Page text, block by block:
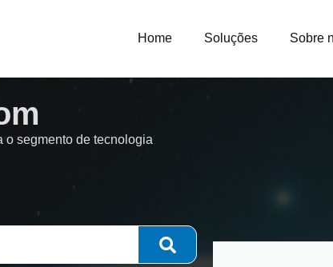
Home Soluções Sobre
o segmento de tecnologia